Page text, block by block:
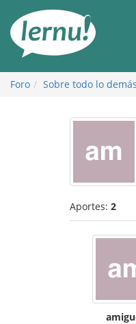
Foro Sobre todo lo demás
Aportes: 2